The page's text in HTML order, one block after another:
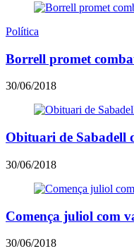
Política
Borrell promet
30/06/2018
Obituari de Sabadell
30/06/2018
Comença juliol com
30/06/2018